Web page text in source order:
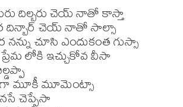
దిల్బరు చెయ్ నాతో కాస్తా
దిన్బార్ చెయ్ నాతో సాల్సా
చూసి ఎందుకంత గుస్సా
లోకి ఇచ్చుకోవ వీసా
మూకీ మూమెంట్సా
చెప్పేసా